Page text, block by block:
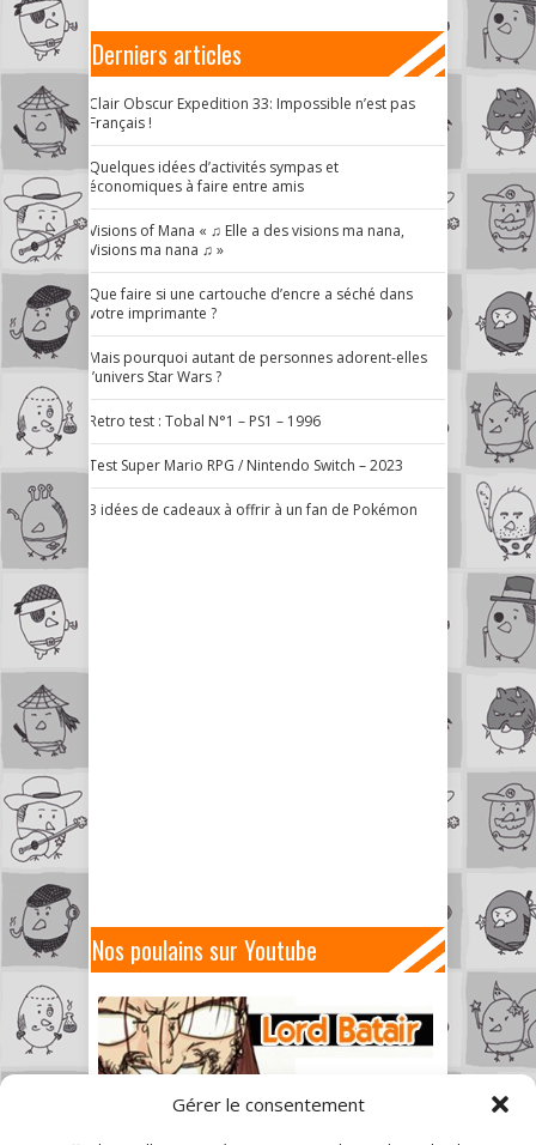
Gérer le consentement
Derniers articles
Clair Obscur Expedition 33: Impossible n’est pas
Français !
Quelques idées d’activités sympas et
économiques à faire entre amis
Visions of Mana « ♫ Elle a des visions ma nana,
Visions ma nana ♫ »
Que faire si une cartouche d’encre a séché dans
votre imprimante ?
Mais pourquoi autant de personnes adorent-elles
l’univers Star Wars ?
Retro test : Tobal N°1 – PS1 – 1996
Test Super Mario RPG / Nintendo Switch – 2023
3 idées de cadeaux à offrir à un fan de Pokémon
Nos poulains sur Youtube